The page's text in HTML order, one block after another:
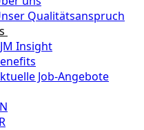
Qualitätsanspruch
Insight
Job-Angebote